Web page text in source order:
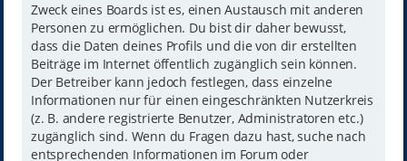
Zweck eines Boards ist es, einen Austausch mit anderen
Personen zu ermöglichen. Du bist dir daher bewusst,
dass die Daten deines Profils und die von dir erstellten
Beiträge im Internet öffentlich zugänglich sein können.
Der Betreiber kann jedoch festlegen, dass einzelne
Informationen nur für einen eingeschränkten Nutzerkreis
(z. B. andere registrierte Benutzer, Administratoren etc.)
zugänglich sind. Wenn du Fragen dazu hast, suche nach
entsprechenden Informationen im Forum oder